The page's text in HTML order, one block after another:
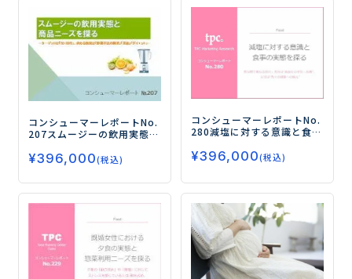
コンシューマーレポートNo.
207スムージーの飲用実態と
ゲットは「20・30代」、求
める効果は「野菜不足の解
消」「美肌」「ダイエッ
ト」―
¥396,000(税込)
コンシューマーレポートNo.
280減塩に対する意識と食事
なる目的：男性は“高血圧の
予防・改善”、女性は“先々
¥396,000(税込)